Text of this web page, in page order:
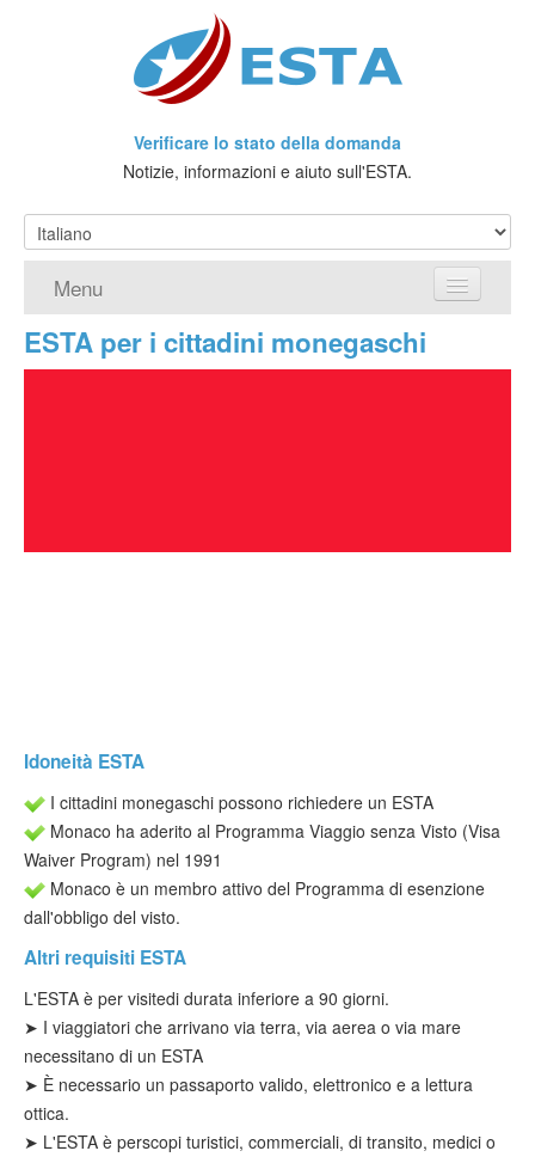
Verificare lo stato della domanda
Notizie, informazioni e aiuto sull'ESTA.
Menu
Home
Verificare ESTA
ESTA per i cittadini monegaschi
Idoneità ESTA
I cittadini monegaschi possono richiedere un ESTA
Monaco ha aderito al Programma Viaggio senza Visto (Visa
Waiver Program) nel 1991
Monaco è un membro attivo del Programma di esenzione
dall'obbligo del visto.
Altri requisiti ESTA
L'ESTA è per visitedi durata inferiore a 90 giorni.
➤ I viaggiatori che arrivano via terra, via aerea o via mare
necessitano di un ESTA
➤ È necessario un passaporto valido, elettronico e a lettura
ottica.
➤ L'ESTA è perscopi turistici, commerciali, di transito, medici o